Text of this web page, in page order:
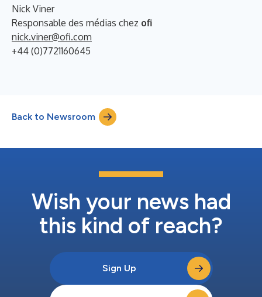
Nick Viner
Responsable des médias chez ofi
nick.viner@ofi.com
+44 (0)7721160645
Back to Newsroom
Wish your news had
this kind of reach?
Sign Up